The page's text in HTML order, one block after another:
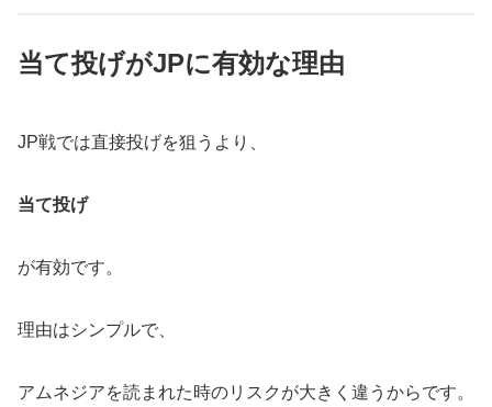
当て投げがJPに有効な理由
JP戦では直接投げを狙うより、
当て投げ
が有効です。
理由はシンプルで、
アムネジアを読まれた時のリスクが大きく違うからです。